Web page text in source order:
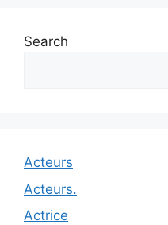
Search
Acteurs
Acteurs.
Actrice